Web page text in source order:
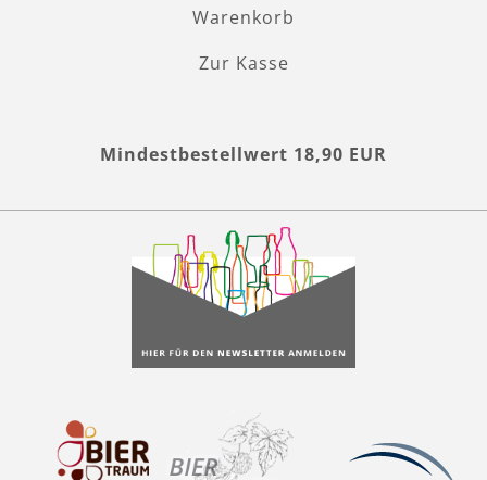
Warenkorb
Zur Kasse
Mindestbestellwert 18,90 EUR